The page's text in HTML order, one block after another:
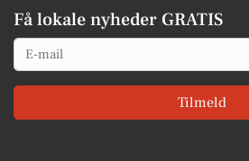
Få lokale nyheder GRATIS
Email
Tilmeld